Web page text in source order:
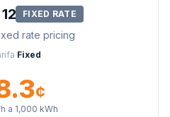
FIXED RATE
rate pricing
Fixed
¢
a 1,000 kWh